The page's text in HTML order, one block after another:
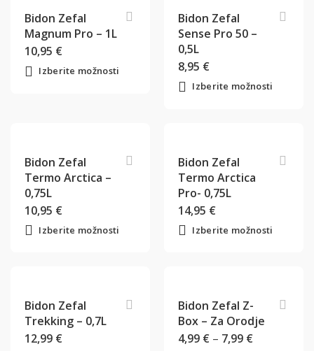
Bidon Zefal
Magnum Pro – 1L
10,95 €
Izberite možnosti
Bidon Zefal
Sense Pro 50 –
0,5L
8,95 €
Izberite možnosti
Bidon Zefal
Termo Arctica –
0,75L
10,95 €
Izberite možnosti
Bidon Zefal
Termo Arctica
Pro- 0,75L
14,95 €
Izberite možnosti
Bidon Zefal
Trekking – 0,7L
12,99 €
Bidon Zefal Z-
Box – Za Orodje
4,99 € – 7,99 €